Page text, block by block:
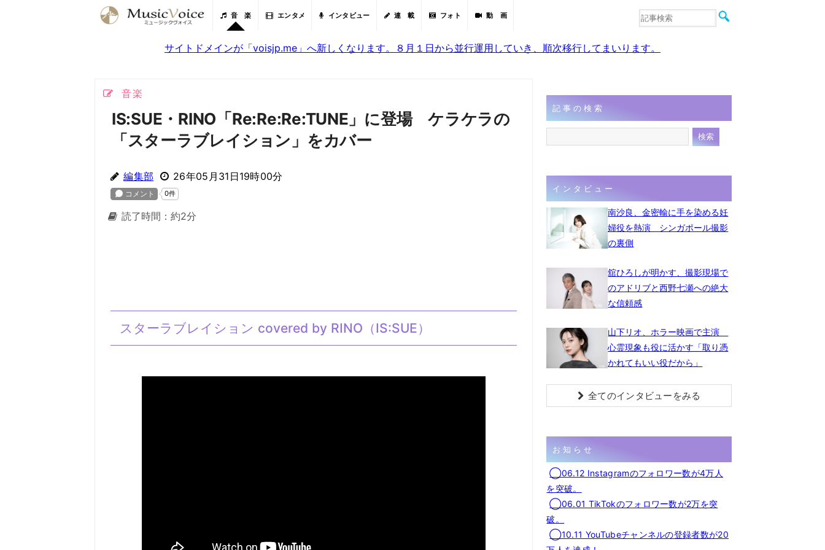
音 楽 エンタメ インタビュー 連 載 フォト 動 画
音楽
サイトドメインが「voisjp.me」へ新しくなります。８月１日から並行運用していき、順次移行してまいります。
音楽
IS:SUE・RINO「Re:Re:Re:TUNE」に登場 ケラケラの
「スターラブレイション」をカバー
編集部 26年05月31日19時00分
読了時間：約2分
スターラブレイション covered by RINO（IS:SUE）
記事の検索
インタビュー
南沙良、金密輸に手を染める妊
婦役を熱演 シンガポール撮影
の裏側
舘ひろしが明かす、撮影現場で
のアドリブと西野七瀬への絶大
な信頼感
山下リオ、ホラー映画で主演
心霊現象も役に活かす「取り憑
かれてもいい役だから」
全てのインタビューをみる
お知らせ
◯06.12 Instagramのフォロワー数が4万人
を突破。
◯06.01 TikTokのフォロワー数が2万を突
破。
◯10.11 YouTubeチャンネルの登録者数が20